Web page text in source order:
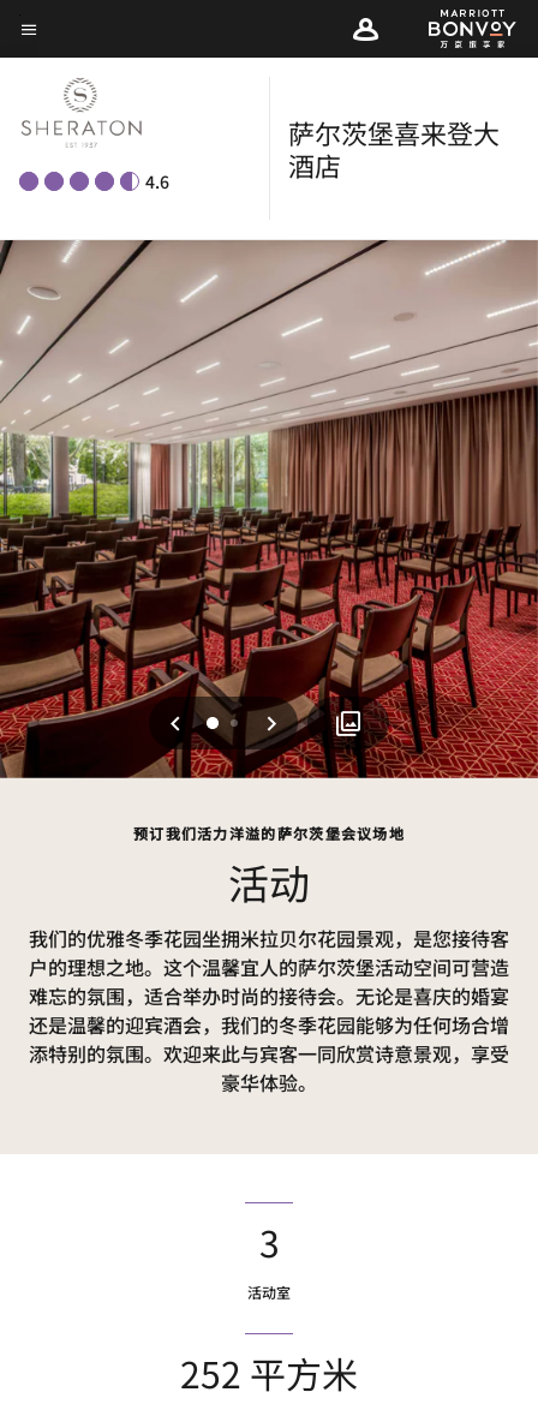
Skip
to
main
content
菜单文本
4.6
萨尔茨堡喜来登大
酒店
上一页
01 下一页
预订我们活力洋溢的萨尔茨堡会议场地
活动
我们的优雅冬季花园坐拥米拉贝尔花园景观，是您接待客
户的理想之地。这个温馨宜人的萨尔茨堡活动空间可营造
难忘的氛围，适合举办时尚的接待会。无论是喜庆的婚宴
还是温馨的迎宾酒会，我们的冬季花园能够为任何场合增
添特别的氛围。欢迎来此与宾客一同欣赏诗意景观，享受
豪华体验。
3
活动室
252 平方米